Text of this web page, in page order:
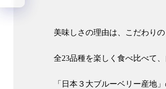
美味しさの理由は、こだわりの
全23品種を楽しく食べ比べて
「日本３大ブルーベリー産地